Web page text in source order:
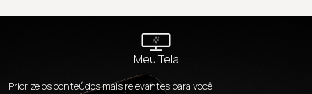
Meu Tela
Priorize os conteúdos mais relevantes para você